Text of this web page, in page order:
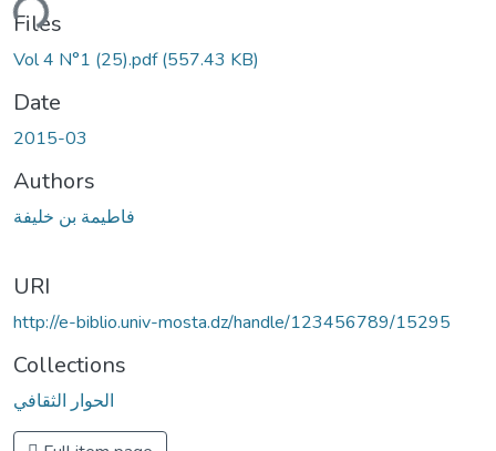
Files
Vol 4 N°1 (25).pdf(557.43 KB)
Date
2015-03
Authors
فاطيمة بن خليفة
URI
http://e-biblio.univ-mosta.dz/handle/123456789/15295
Collections
الحوار الثقافي